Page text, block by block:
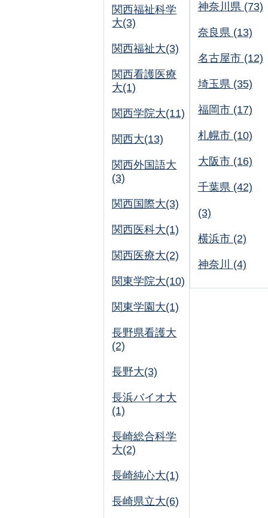
関西福祉科学
大(3)
関西福祉大(3)
関西看護医療
大(1)
関西学院大(11)
関西大(13)
関西外国語大
(3)
関西国際大(3)
関西医科大(1)
関西医療大(2)
関東学院大(10)
関東学園大(1)
長野県看護大
(2)
長野大(3)
長浜バイオ大
(1)
長崎総合科学
大(2)
長崎純心大(1)
長崎県立大(6)
神奈川県 (73)
奈良県 (13)
名古屋市 (12)
埼玉県 (35)
福岡市 (17)
札幌市 (10)
大阪市 (16)
千葉県 (42)
(3)
横浜市 (2)
神奈川 (4)